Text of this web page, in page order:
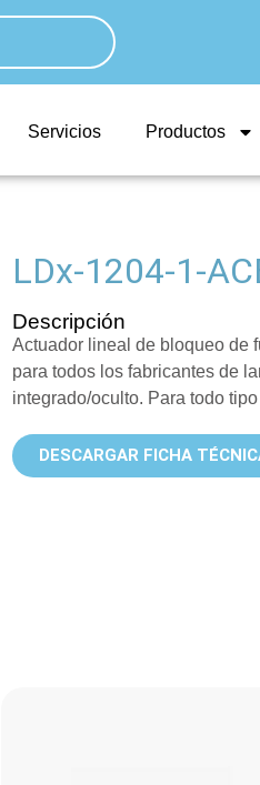
Servicios Productos
LDx-1204-1-
Descripción
Actuador lineal de bloqueo de
para todos los fabricantes de
integrado/oculto. Para todo
DESCARGAR FICHA